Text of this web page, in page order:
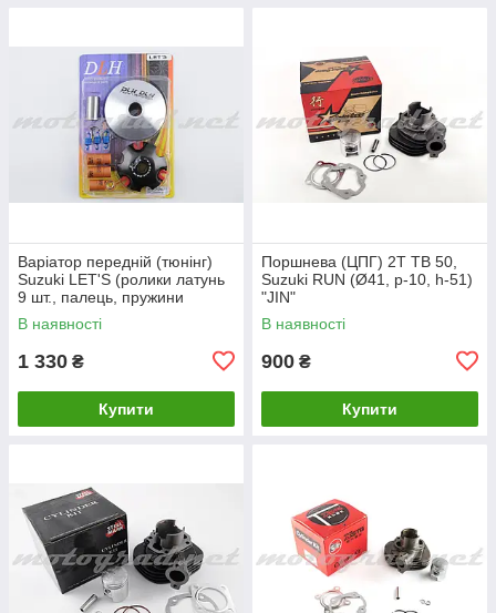
Варіатор передній (тюнінг)
Suzuki LET'S (ролики латунь
9 шт., палець, пружини
зчеплення) "DLH"
В наявності
1 330 ₴
Купити
Поршнева (ЦПГ) 2T TB 50,
Suzuki RUN (Ø41, p-10, h-51)
"JIN"
В наявності
900 ₴
Купити